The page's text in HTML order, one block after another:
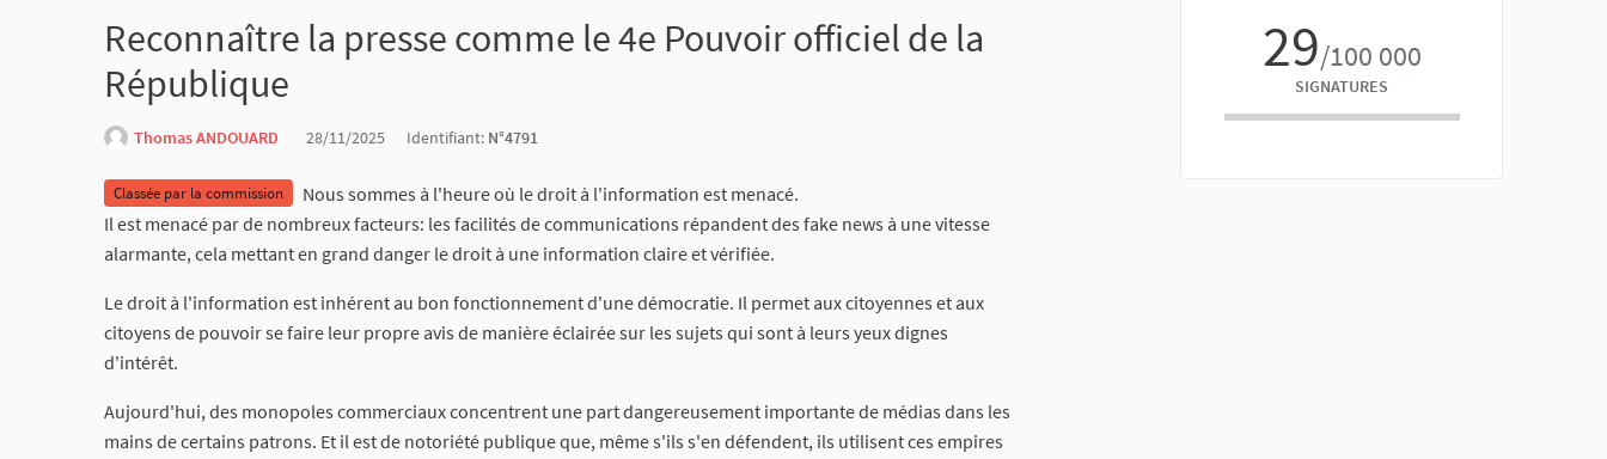
29/100 000
SIGNATURES
Reconnaître la presse comme le 4e Pouvoir officiel de la
République
Thomas ANDOUARD 28/11/2025 Identifiant: N°4791
Classée par la commission
Nous sommes à l'heure où le droit à l'information est menacé.
Il est menacé par de nombreux facteurs: les facilités de communications répandent des fake news à une vitesse
alarmante, cela mettant en grand danger le droit à une information claire et vérifiée.
Le droit à l'information est inhérent au bon fonctionnement d'une démocratie. Il permet aux citoyennes et aux
citoyens de pouvoir se faire leur propre avis de manière éclairée sur les sujets qui sont à leurs yeux dignes
d'intérêt.
Aujourd'hui, des monopoles commerciaux concentrent une part dangereusement importante de médias dans les
mains de certains patrons. Et il est de notoriété publique que, même s'ils s'en défendent, ils utilisent ces empires